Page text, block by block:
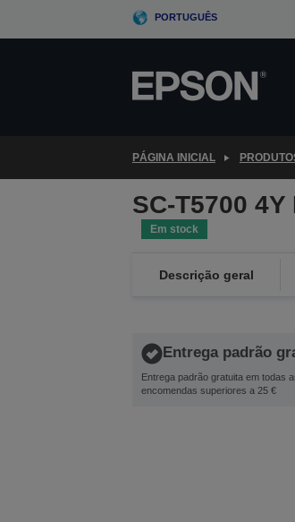
PORTUGUÊS
PÁGINA INICIAL
SC-T5700
Em stock
Descrição geral
Entrega padrão
Entrega padrão gratuita em todas
encomendas superiores a 25 €